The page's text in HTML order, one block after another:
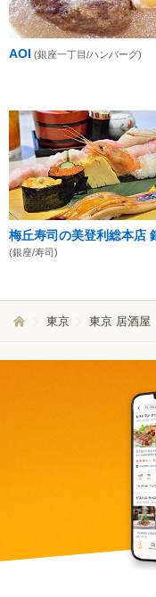
AOI (銀座一丁目/ハンバーグ)
梅丘寿司の美登利総本店
(銀座/寿司)
東京 東京 居酒屋